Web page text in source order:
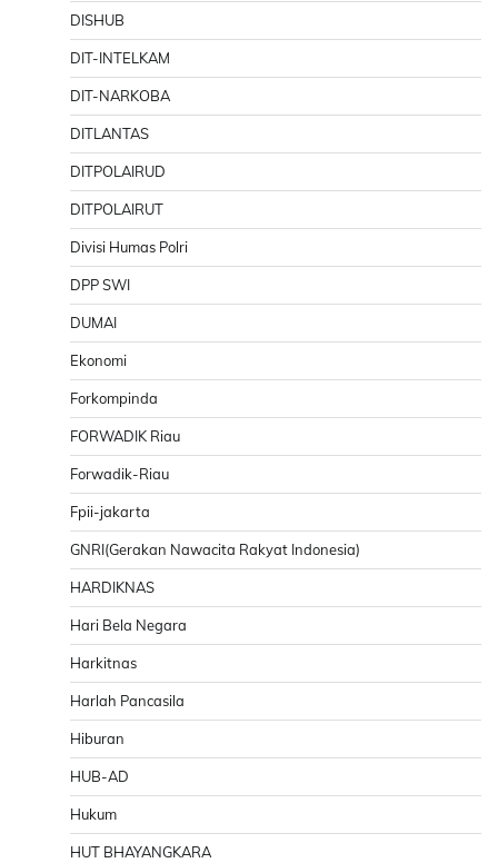
DISHUB
DIT-INTELKAM
DIT-NARKOBA
DITLANTAS
DITPOLAIRUD
DITPOLAIRUT
Divisi Humas Polri
DPP SWI
DUMAI
Ekonomi
Forkompinda
FORWADIK Riau
Forwadik-Riau
Fpii-jakarta
GNRI(Gerakan Nawacita Rakyat Indonesia)
HARDIKNAS
Hari Bela Negara
Harkitnas
Harlah Pancasila
Hiburan
HUB-AD
Hukum
HUT BHAYANGKARA